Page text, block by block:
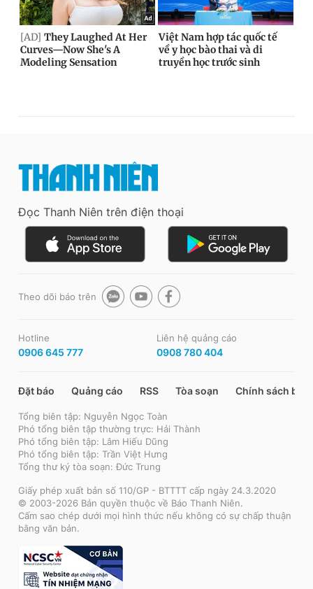
Đọc Thanh Niên trên điện thoại
Theo dõi báo trên
Hotline
0906 645 777
Liên hệ quảng cáo
0908 780 404
Đặt báo Quảng cáo RSS Tòa soạn Chính sách bảo
Tổng biên tập: Nguyễn Ngọc Toàn
Phó tổng biên tập thường trực: Hải Thành
Phó tổng biên tập: Lâm Hiếu Dũng
Phó tổng biên tập: Trần Việt Hưng
Tổng thư ký tòa soạn: Đức Trung
Giấy phép xuất bản số 110/GP - BTTTT cấp ngày 24.3.2020
© 2003-2026 Bản quyền thuộc về Báo Thanh Niên.
Cấm sao chép dưới mọi hình thức nếu không có sự chấp thuận
bằng văn bản.